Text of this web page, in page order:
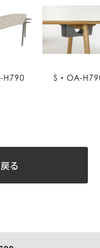
H790 S・OA-
る